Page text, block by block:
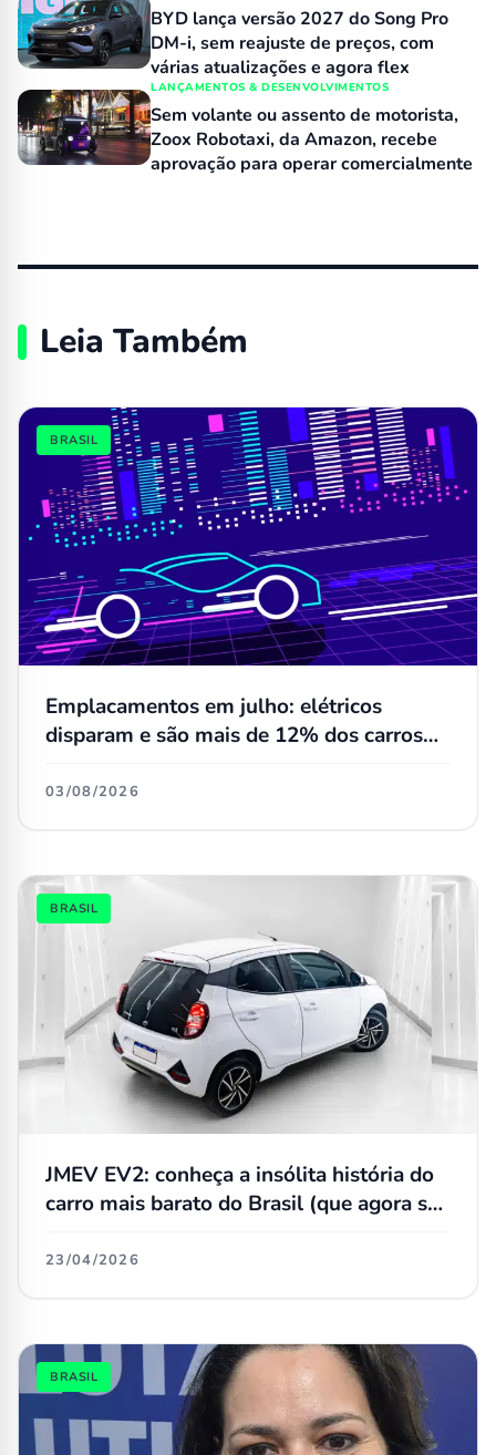
BYD lança versão 2027 do Song Pro
DM-i, sem reajuste de preços, com
várias atualizações e agora flex
LANÇAMENTOS & DESENVOLVIMENTOS
Sem volante ou assento de motorista,
Zoox Robotaxi, da Amazon, recebe
aprovação para operar comercialmente
Leia Também
BRASIL
Emplacamentos em julho: elétricos
disparam e são mais de 12% dos carros
1 no varejo
03/08/2026
BRASIL
JMEV EV2: conheça a insólita história do
carro mais barato do Brasil (que agora se
23/04/2026
BRASIL